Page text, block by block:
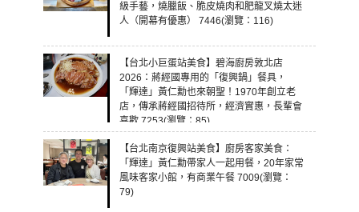
級手藝，燒臘飯、脆皮燒肉和肥龍叉燒太迷
人（開幕有優惠） 7446(瀏覽：116)
【台北小巨蛋站美食】碧海廚房敦北店
2026：蔣經國專用的「復興鍋」餐具，
「輝達」黃仁勳也來朝聖！1970年創立老
店，傳承蔣經國招待所，經濟實惠，長輩會
喜歡 7253(瀏覽：85)
【台北南京復興站美食】廚房客家美食：
「輝達」黃仁勳帶家人一起用餐，20年家常
風味客家小館，有商業午餐 7009(瀏覽：
79)